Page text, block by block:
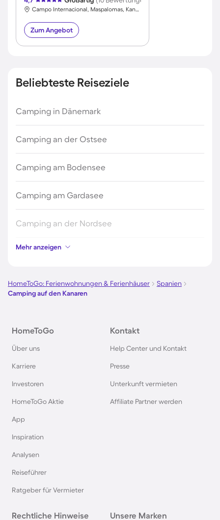
Campo Internacional, Maspalomas, Kanarische Inseln
Zum Angebot
Beliebteste Reiseziele
Camping in Dänemark
Camping an der Ostsee
Camping am Bodensee
Camping am Gardasee
Camping an der Nordsee
Camping in Kroatien
Camping auf Fehmarn
Camping im Harz
Camping auf Usedom
Camping in Schweden
Camping in Holland
Mehr anzeigen
HomeToGo: Ferienwohnungen & Ferienhäuser
Spanien
Camping auf den Kanaren
HomeToGo
Über uns
Karriere
Investoren
HomeToGo Aktie
App
Inspiration
Analysen
Reiseführer
Ratgeber für Vermieter
Kontakt
Help Center und Kontakt
Presse
Unterkunft vermieten
Affiliate Partner werden
Rechtliche Hinweise Unsere Marken